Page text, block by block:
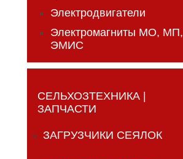
Электродвигатели
Электромагниты МО, МП,
ЭМИС
СЕЛЬХОЗТЕХНИКА |
ЗАПЧАСТИ
ЗАГРУЗЧИКИ СЕЯЛОК